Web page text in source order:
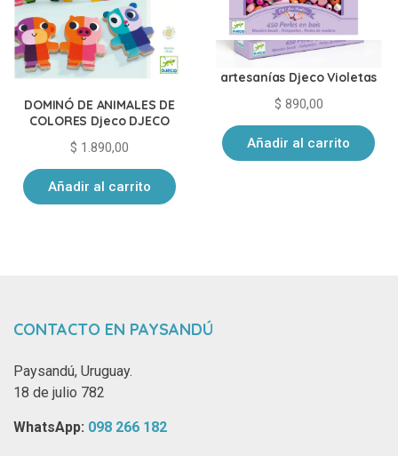
DOMINÓ DE ANIMALES DE
COLORES Djeco DJECO
$ 1.890,00
Añadir al carrito
Kit Perlas De Madera para
artesanías Djeco Violetas
$ 890,00
Añadir al carrito
CONTACTO EN PAYSANDÚ
Paysandú, Uruguay.
18 de julio 782
WhatsApp: ‪ 098 266 182‬